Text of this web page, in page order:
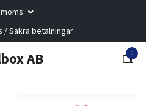
/ Säkra betalningar
AB 0